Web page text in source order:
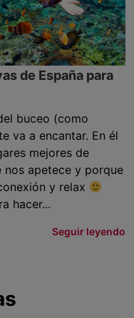
de España para
buceo (como
va a encantar. En él
mejores de
nos apetece y porque
y relax
hacer...
Seguir leyendo